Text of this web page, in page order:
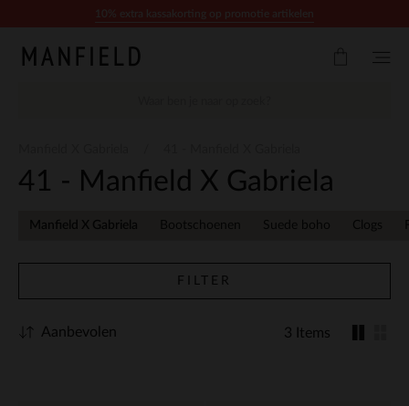
41 - Manfield X Gabriela
Manfield X Gabriela Bootschoenen Suede boho Clogs
FILTER
3 Items
Aanbevolen